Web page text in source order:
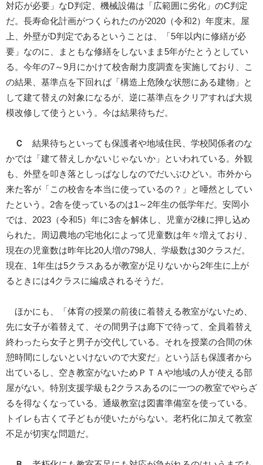
対応が必要」なD判定、機械設備は「広範囲に劣化」のC判定
だ。長寿命化計画がつくられたのが2020（令和2）年度末。屋
上、外壁がD判定であるということは、「5年以内に修繕が必
要」なのに、まともな修繕をしないまま5年がたとうとしてい
る。今年の7～9月にかけて校舎耐力度調査を実施しており、こ
の結果、基準点を下回れば「構造上危険な状態にある建物」と
して建て替えの対象になるが、逆に基準点をクリアすれば大規
模改修して使うという。今は結果待ちだ。
Ｃ
結果待ちといっても保護者や地域住民、学校関係者のな
かでは「建て替えしかないじゃないか」といわれている。外観
も、外壁を叩き落としっぱなしなのでだいぶひどい。市外から
来た客が「この校舎を本当に使っているの？」と唖然としてい
たという。2舎を使っているのは1～2年生の低学年だ。安岡小
では、2023（令和5）年に3舎を解体し、児童が2棟に押し込め
られた。周辺農地の宅地化によって児童数は年々増えており、
現在の児童数は昨年比20人増の798人、学級数は30クラスだ。
現在、1年生は5クラスあるが教室が足りないから2年生に上が
るときには4クラスに編成されるそうだ。
ほかにも、「体育の授業の前後に着替える教室がないため、
先に女子が着替えて、その間男子は廊下で待って、全員着替え
終わったら女子と男子が交代している。それを授業の合間の休
憩時間にしないといけないので大変だ」という話も保護者から
出ているし、空き教室がないためＰＴＡや地域の人が使える部
屋がない。特別支援学級も2クラスあるのに一つの教室でやらざ
るを得なくなっている。通級教室は図書準備室を使っている。
トイレも古くて子どもが使いたがらない。老朽化に加えて教室
不足が切実な問題だ。